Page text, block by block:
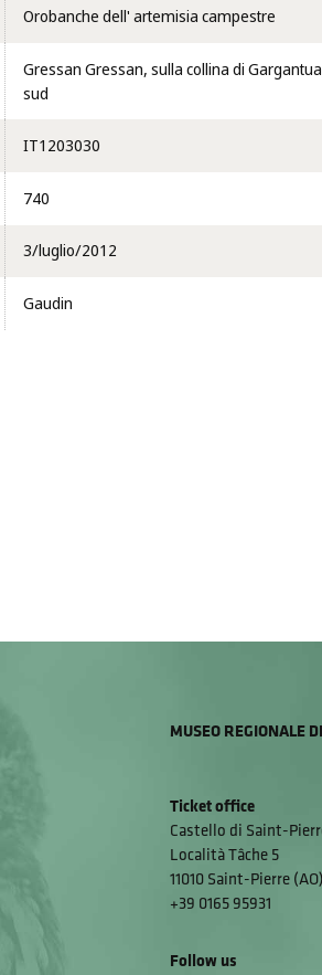
Orobanche dell' artemisia campestre
Gressan Gressan, sulla collina di
sud
IT1203030
740
3/luglio/2012
Gaudin
MUSEO REGIONALE
Ticket office
Castello di Saint-
Località Tâche 5
11010 Saint-Pierre (AO)
+39 0165 95931
Follow us